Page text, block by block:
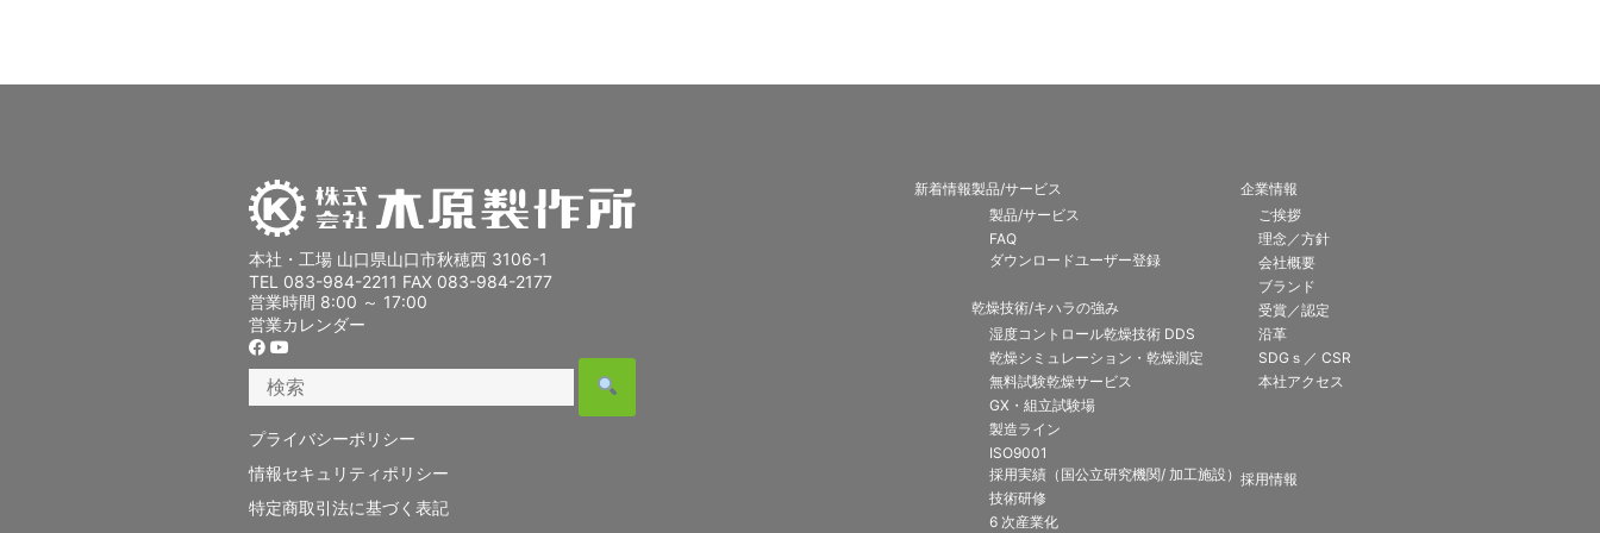
本社・工場 山口県山口市秋穂西 3106-1
TEL 083-984-2211 FAX 083-984-2177
営業時間 8:00 ～ 17:00
営業カレンダー
プライバシーポリシー
情報セキュリティポリシー
特定商取引法に基づく表記
新着情報製品/サービス
製品/サービス
FAQ
ダウンロードユーザー登録
乾燥技術/キハラの強み
湿度コントロール乾燥技術 DDS
乾燥シミュレーション・乾燥測定
無料試験乾燥サービス
GX・組立試験場
製造ライン
ISO9001
採用実績（国公立研究機関/ 加工施設）
技術研修
6 次産業化
企業情報
ご挨拶
理念／方針
会社概要
ブランド
受賞／認定
沿革
SDGｓ／ CSR
本社アクセス
採用情報